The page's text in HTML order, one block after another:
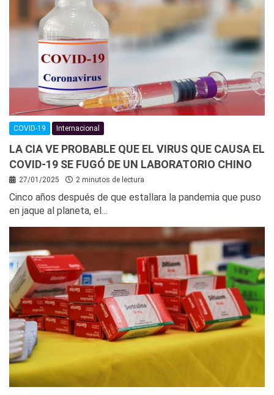
COVID-19 Internacional
LA CIA VE PROBABLE QUE EL VIRUS QUE CAUSA EL
COVID-19 SE FUGÓ DE UN LABORATORIO CHINO
27/01/2025 2 minutos de lectura
Cinco años después de que estallara la pandemia que puso
en jaque al planeta, el…